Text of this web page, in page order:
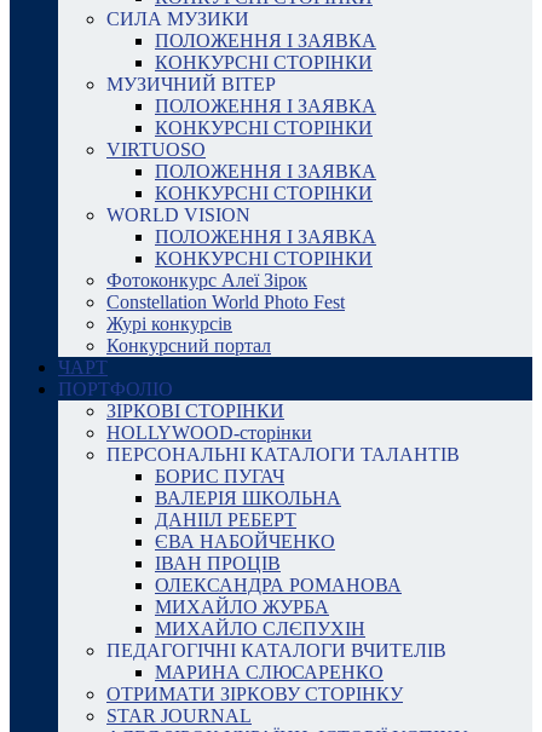
СИЛА МУЗИКИ
ПОЛОЖЕННЯ І ЗАЯВКА
КОНКУРСНІ СТОРІНКИ
МУЗИЧНИЙ ВІТЕР
ПОЛОЖЕННЯ І ЗАЯВКА
КОНКУРСНІ СТОРІНКИ
VIRTUOSO
ПОЛОЖЕННЯ І ЗАЯВКА
КОНКУРСНІ СТОРІНКИ
WORLD VISION
ПОЛОЖЕННЯ І ЗАЯВКА
КОНКУРСНІ СТОРІНКИ
Фотоконкурс Алеї Зірок
Constellation World Photo Fest
Журі конкурсів
Конкурсний портал
ЧАРТ
ПОРТФОЛІО
ЗІРКОВІ СТОРІНКИ
HOLLYWOOD-сторінки
ПЕРСОНАЛЬНІ КАТАЛОГИ ТАЛАНТІВ
БОРИС ПУГАЧ
ВАЛЕРІЯ ШКОЛЬНА
ДАНІІЛ РЕБЕРТ
ЄВА НАБОЙЧЕНКО
ІВАН ПРОЦІВ
ОЛЕКСАНДРА РОМАНОВА
МИХАЙЛО ЖУРБА
МИХАЙЛО СЛЄПУХІН
ПЕДАГОГІЧНІ КАТАЛОГИ ВЧИТЕЛІВ
МАРИНА СЛЮСАРЕНКО
ОТРИМАТИ ЗІРКОВУ СТОРІНКУ
STAR JOURNAL